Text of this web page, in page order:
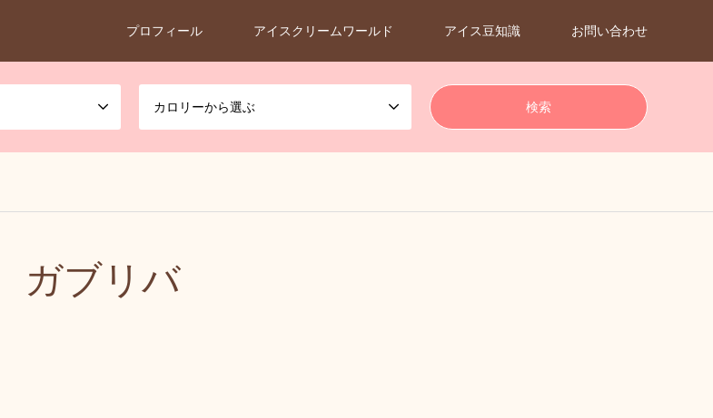
プロフィール アイスクリームワールド アイス豆知識 お問い合わせ
カロリーから選ぶ
ガブリバ